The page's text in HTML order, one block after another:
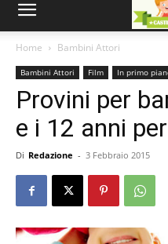
Home Bambini Attori
Bambini Attori Film In primo
Provini per
e i 12 anni
Di Redazione - 3 Febbraio 2015